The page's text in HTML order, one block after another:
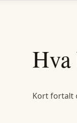
Kort fortalt